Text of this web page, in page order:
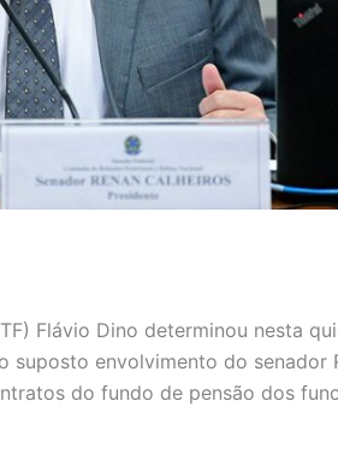
Flávio Dino determinou nesta
envolvimento do senador
do fundo de pensão dos